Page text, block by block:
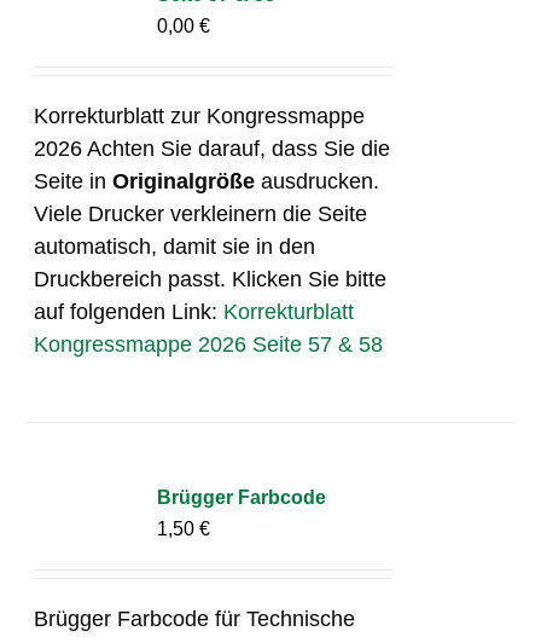
0,00€
Korrekturblatt zur Kongressmappe
2026 Achten Sie darauf, dass Sie die
Seite inOriginalgröße ausdrucken.
Viele Drucker verkleinern die Seite
automatisch, damit sie in den
Druckbereich passt. Klicken Sie bitte
auf folgenden Link: Korrekturblatt
Kongressmappe 2026 Seite 57 & 58
Brügger Farbcode
1,50€
Brügger Farbcode für Technische